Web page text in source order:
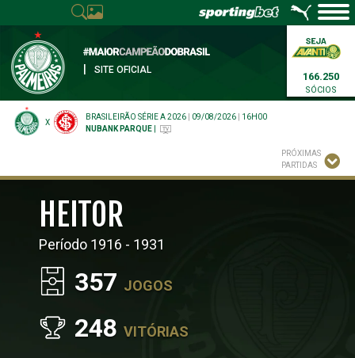
SITE OFICIAL
166.250
SÓCIOS
X
BRASILEIRÃO SÉRIE A 2026 09/08/2026
16H00
NUBANK PARQUE
PRÓXIMAS
PARTIDAS
HEITOR
Período 1916 - 1931
357 JOGOS
248VITÓRIAS